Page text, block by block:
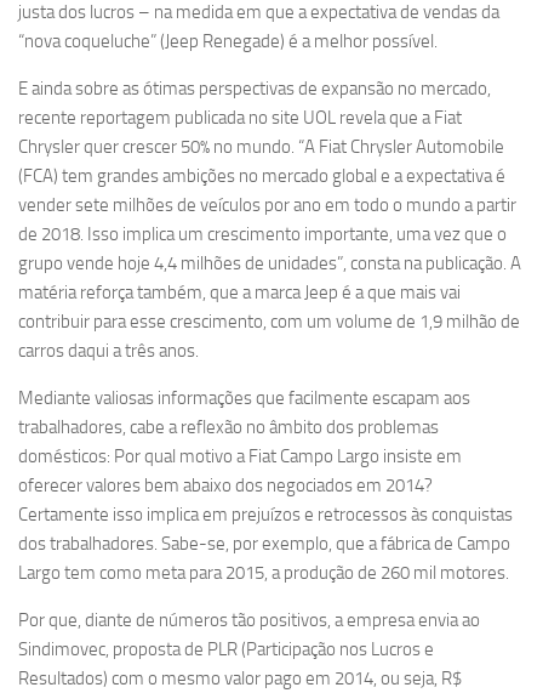
justa dos lucros – na medida em que a expectativa de vendas da
“nova coqueluche” (Jeep Renegade) é a melhor possível.
E ainda sobre as ótimas perspectivas de expansão no mercado,
recente reportagem publicada no site UOL revela que a Fiat
Chrysler quer crescer 50% no mundo. “A Fiat Chrysler Automobile
(FCA) tem grandes ambições no mercado global e a expectativa é
vender sete milhões de veículos por ano em todo o mundo a partir
de 2018. Isso implica um crescimento importante, uma vez que o
grupo vende hoje 4,4 milhões de unidades”, consta na publicação. A
matéria reforça também, que a marca Jeep é a que mais vai
contribuir para esse crescimento, com um volume de 1,9 milhão de
carros daqui a três anos.
Mediante valiosas informações que facilmente escapam aos
trabalhadores, cabe a reflexão no âmbito dos problemas
domésticos: Por qual motivo a Fiat Campo Largo insiste em
oferecer valores bem abaixo dos negociados em 2014?
Certamente isso implica em prejuízos e retrocessos às conquistas
dos trabalhadores. Sabe-se, por exemplo, que a fábrica de Campo
Largo tem como meta para 2015, a produção de 260 mil motores.
Por que, diante de números tão positivos, a empresa envia ao
Sindimovec, proposta de PLR (Participação nos Lucros e
Resultados) com o mesmo valor pago em 2014, ou seja, R$